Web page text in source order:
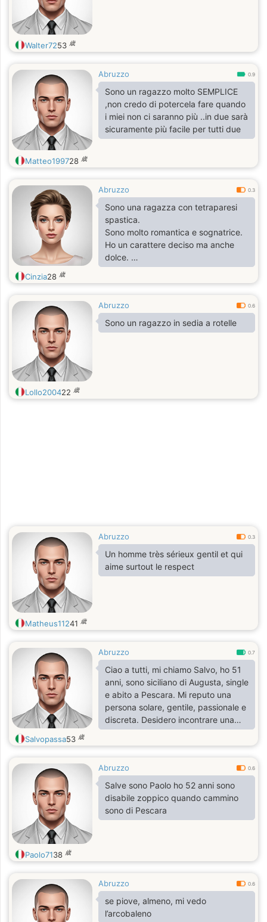
Walter7253 歳
Abruzzo 0.9
Sono un ragazzo molto SEMPLICE
,non credo di potercela fare quando
i miei non ci saranno più ..in due sarà
sicuramente più facile per tutti due
Matteo199728 歳
Abruzzo 0.3
Sono una ragazza con tetraparesi
spastica.
Sono molto romantica e sognatrice.
Ho un carattere deciso ma anche
dolce.
Amo guardare serie tv, ed ascoltare
musica.
come instagram.
Cinzia28 歳
Abruzzo 0.6
Sono un ragazzo in sedia a rotelle
Lollo200422 歳
Abruzzo 0.3
Un homme très sérieux gentil et qui
aime surtout le respect
Matheus11241 歳
Abruzzo 0.7
Ciao a tutti, mi chiamo Salvo, ho 51
anni, sono siciliano di Augusta, single
e abito a Pescara. Mi reputo una
persona solare, gentile, passionale e
discreta. Desidero incontrare una
compagna con cui starci bene in
tutti i sensi e a lungo
Salvopassa53 歳
Abruzzo 0.6
Salve sono Paolo ho 52 anni sono
disabile zoppico quando cammino
sono di Pescara
Paolo7138 歳
Abruzzo 0.6
se piove, almeno, mi vedo
l’arcobaleno